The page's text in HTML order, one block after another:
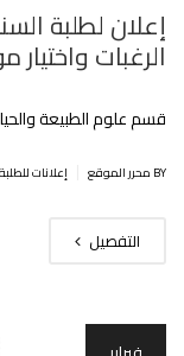
إعلان لطلبة
الرغبات
قسم علوم الطبيعة
BY محرر الموقع إعلانات للطلبة
التفصيل